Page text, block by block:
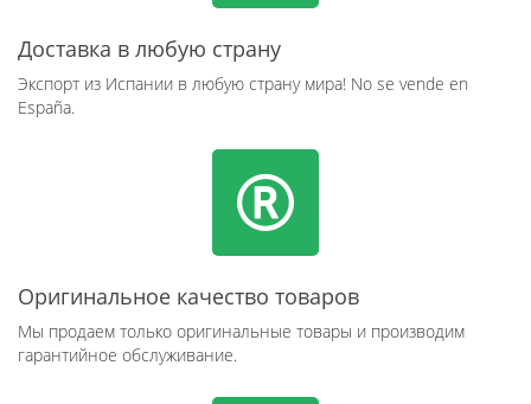
Доставка в любую страну
Экспорт из Испании в любую страну мира! No se vende en
España.
Оригинальное качество товаров
Мы продаем только оригинальные товары и производим
гарантийное обслуживание.